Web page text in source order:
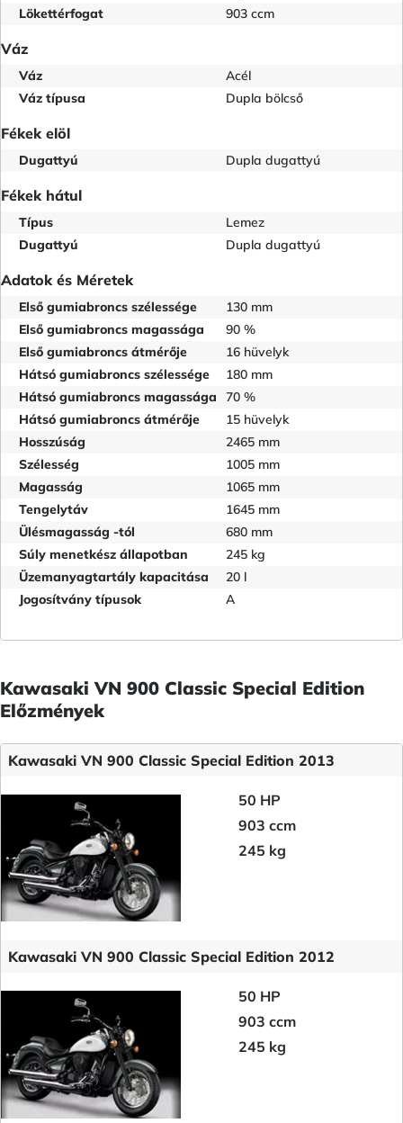
Lökettérfogat
903 ccm
Váz
Váz
Acél
Váz típusa
Dupla bölcső
Fékek elöl
Dugattyú Dupla dugattyú
Fékek hátul
Típus
Lemez
Dugattyú
Dupla dugattyú
Adatok és Méretek
Első gumiabroncs szélessége
130 mm
Első gumiabroncs magassága
90 %
Első gumiabroncs átmérője
16 hüvelyk
Hátsó gumiabroncs szélessége
180 mm
Hátsó gumiabroncs magassága
70 %
Hátsó gumiabroncs átmérője
15 hüvelyk
Hosszúság
2465 mm
Szélesség
1005 mm
Magasság
1065 mm
Tengelytáv
1645 mm
Ülésmagasság -tól
680 mm
Súly menetkész állapotban
245 kg
Üzemanyagtartály kapacitása
20 l
Jogosítvány típusok
A
Kawasaki VN 900 Classic Special Edition
Előzmények
Kawasaki VN 900 Classic Special Edition 2013
50 HP
903 ccm
245 kg
Kawasaki VN 900 Classic Special Edition 2012
50 HP
903 ccm
245 kg